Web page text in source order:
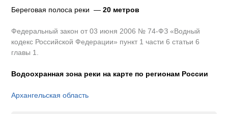
Береговая полоса реки —20 метров
Федеральный закон от 03 июня 2006 № 74-ФЗ «Водный
кодекс Российской Федерации» пункт 1 части 6 статьи 6
главы 1.
Водоохранная зона реки на карте по регионам России
Архангельская область